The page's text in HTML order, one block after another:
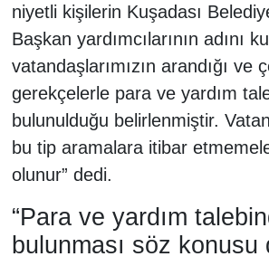
niyetli kişilerin Kuşadası
Başkan yardımcılarının adını
vatandaşlarımızın arandığı ve
gerekçelerle para ve yardım
bulunulduğu belirlenmiştir.
bu tip aramalara itibar
olunur” dedi.
“Para ve yardım
bulunması söz konusu